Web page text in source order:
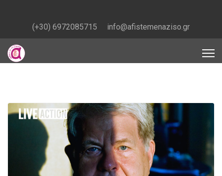
(+30) 6972085715 info@afistemenaziso.gr